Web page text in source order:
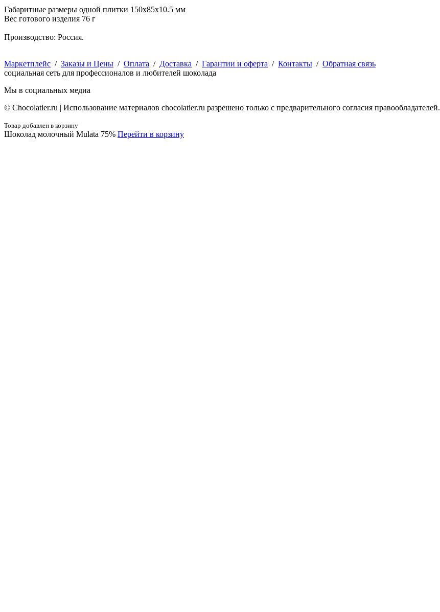
Габаритные размеры одной плитки 150х85х10.5 мм
Вес готового изделия 76 г
Производство: Россия.
Маркетплейс / Заказы и Цены / Оплата / Доставка / Гарантии и оферта / Контакты / Обратная связь
социальная сеть для профессионалов и любителей шоколада
Мы в социальных медиа
© Сhocolatier.ru | Использование материалов chocolatier.ru разрешено только с предварительного согласия правообладателей.
Товар добавлен в корзину
Шоколад молочный Mulata 75% Перейти в корзину